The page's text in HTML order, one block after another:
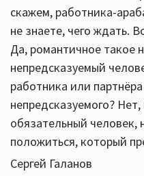
скажем, работника-
не знаете, чего ждать.
Да, романтичное такое
непредсказуемый
работника или
непредсказуемого?
обязательный человек,
положиться, который
Сергей Галанов